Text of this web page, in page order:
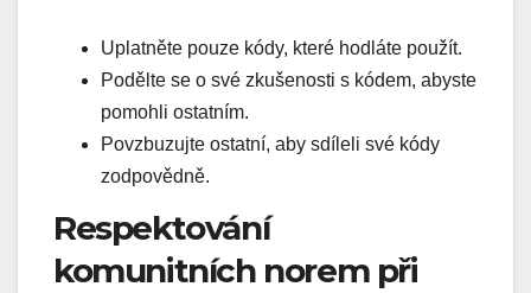
Uplatněte pouze kódy, které hodláte použít.
Podělte se o své zkušenosti s kódem, abyste
pomohli ostatním.
Povzbuzujte ostatní, aby sdíleli své kódy
zodpovědně.
Respektování
komunitních norem při